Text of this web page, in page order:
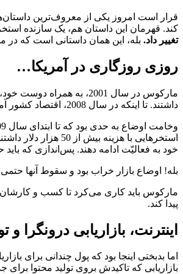
قرار است امروز یکی از معروف‌ترین
کند. قهرمان این داستان هم، یک سازنده
تغییر داد. بله، این همان داستانی است که در
روزی روزگاری در آمریکا…
مارکوس در سال 2001،
داشتند. تا اینکه در سال 2008، اقتصاد کشور آمریکا دچار رکود شد و وضع آنها رو به بد شدن رفت.
استخرهایی با
خود به فعالیّت ادامه دهند. پس‌اندازی که باید حقوق 16 کارمند
بله! اوضاع بازار خراب بود و سقوط آنها
مارکوس باید کاری می‌کرد تا کسب و کارشان
پیدا کند.
اینترنت، بازاریابی درونگرا و
اما بدبختی اینجا بود که پول چندانی برای
بازاریابی که تاکیدش بروی تولید محتوا